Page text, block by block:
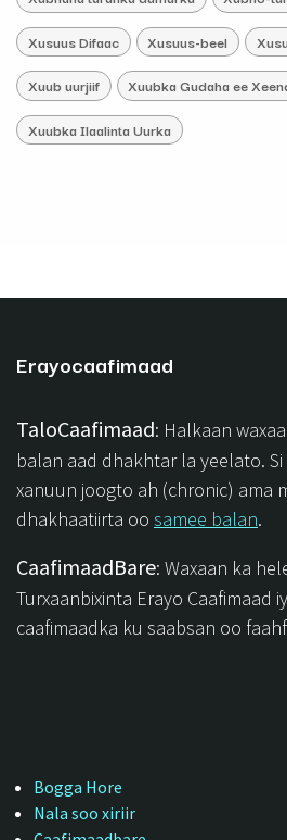
Xusuus Difaac Xusuus-beel
Xuub uurjiif Xuubka Gudaha ee
Xuubka Ilaalinta Uurka
Erayocaafimaad
TaloCaafimaad: Halkaan
balan aad dhakhtar la yeelato. Si
xanuun joogto ah (chronic) ama
dhakhaatiirta oo samee balan.
CaafimaadBare: Waxaan ka
Turxaanbixinta Erayo Caafimaad
caafimaadka ku saabsan oo
Bogga Hore
Nala soo xiriir